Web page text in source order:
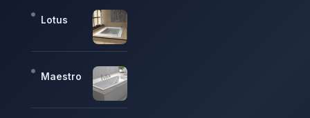
Lotus
Maestro